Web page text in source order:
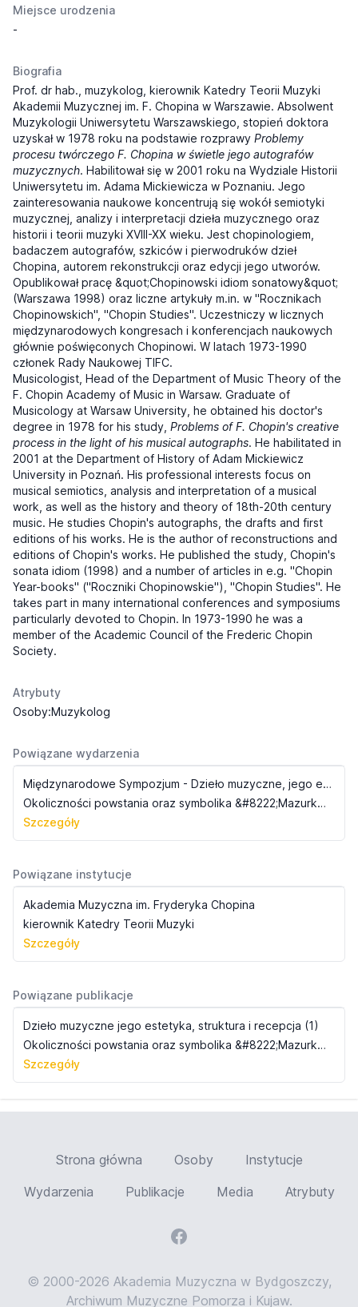
Miejsce urodzenia
-
Biografia
Prof. dr hab., muzykolog, kierownik Katedry Teorii Muzyki
Akademii Muzycznej im. F. Chopina w Warszawie. Absolwent
Muzykologii Uniwersytetu Warszawskiego , stopień doktora
uzyskał w 1978 roku na podstawie rozprawy Problemy
procesu twórczego F. Chopina w świetle jego autografów
muzycznych. Habilitował się w 2001 roku na Wydziale Historii
Uniwersytetu im. Adama Mickiewicza w Poznaniu. Jego
zainteresowania naukowe koncentrują się wokół semiotyki
muzycznej, analizy i interpretacji dzieła muzycznego oraz
historii i teorii muzyki XVIII-XX wieku. Jest chopinologiem,
badaczem autografów, szkiców i pierwodruków dzieł
Chopina, autorem rekonstrukcji oraz edycji jego utworów.
Opublikował pracę &quot;Chopinowski idiom sonatowy&quot;
(Warszawa 1998) oraz liczne artykuły m.in. w "Rocznikach
Chopinowskich", "Chopin Studies". Uczestniczy w licznych
międzynarodowych kongresach i konferencjach naukowych
głównie poświęconych Chopinowi. W latach 1973-1990
członek Rady Naukowej TIFC.
Musicologist, Head of the Department of Music Theory of the
F. Chopin Academy of Music in Warsaw. Graduate of
Musicology at Warsaw University, he obtained his doctor's
degree in 1978 for his study, Problems of F. Chopin's creative
process in the light of his musical autographs. He habilitated in
2001 at the Department of History of Adam Mickiewicz
University in Poznań. His professional interests focus on
musical semiotics, analysis and interpretation of a musical
work, as well as the history and theory of 18th-20th century
music. He studies Chopin's autographs, the drafts and first
editions of his works. He is the author of reconstructions and
editions of Chopin's works. He published the study, Chopin's
sonata idiom (1998) and a number of articles in e.g. "Chopin
Year-books" ("Roczniki Chopinowskie"), "Chopin Studies". He
takes part in many international conferences and symposiums
particularly devoted to Chopin. In 1973-1990 he was a
member of the Academic Council of the Frederic Chopin
Society.
Atrybuty
Osoby:Muzykolog
Powiązane wydarzenia
Międzynarodowe Sympozjum - Dzieło muzyczne, jego estetyka, struktura i recepcja
Okoliczności powstania oraz symbolika &#8222;Mazurka e-moll&#8221; op. 41 Fryderyka Chopina
Szczegóły
Powiązane instytucje
Akademia Muzyczna im. Fryderyka Chopina
kierownik Katedry Teorii Muzyki
Szczegóły
Powiązane publikacje
Dzieło muzyczne jego estetyka, struktura i recepcja (1)
Okoliczności powstania oraz symbolika &#8222;Mazurka e&#8722;moll&#8221; op. 41 Fryderyka Chopina, s. 95-104
Szczegóły
Strona główna Osoby
Instytucje
Wydarzenia
Publikacje Media Atrybuty
© 2000-2026 Akademia Muzyczna w Bydgoszczy,
Archiwum Muzyczne Pomorza i Kujaw.